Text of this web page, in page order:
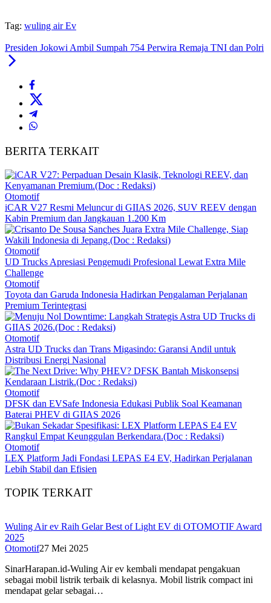
Tag: wuling air Ev
Presiden Jokowi Ambil Sumpah 754 Perwira Remaja TNI dan Polri
BERITA TERKAIT
Otomotif
iCAR V27 Resmi Meluncur di GIIAS 2026, SUV REEV dengan
Kabin Premium dan Jangkauan 1.200 Km
Otomotif
UD Trucks Apresiasi Pengemudi Profesional Lewat Extra Mile
Challenge
Otomotif
Toyota dan Garuda Indonesia Hadirkan Pengalaman Perjalanan
Premium Terintegrasi
Otomotif
Astra UD Trucks dan Trans Migasindo: Garansi Andil untuk
Distribusi Energi Nasional
Otomotif
DFSK dan EVSafe Indonesia Edukasi Publik Soal Keamanan
Baterai PHEV di GIIAS 2026
Otomotif
LEX Platform Jadi Fondasi LEPAS E4 EV, Hadirkan Perjalanan
Lebih Stabil dan Efisien
TOPIK TERKAIT
Wuling Air ev Raih Gelar Best of Light EV di OTOMOTIF Award
2025
Otomotif27 Mei 2025
SinarHarapan.id-Wuling Air ev kembali mendapat pengakuan
sebagai mobil listrik terbaik di kelasnya. Mobil listrik compact ini
mendapat gelar sebagai…